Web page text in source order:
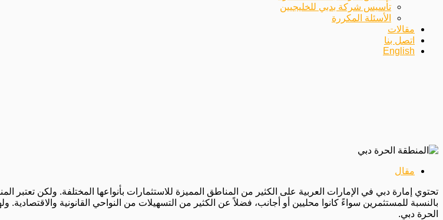
تأسيس شركة بدبي للخليجيين
الأسئلة المكررة
مقالات
اتصل بنا
English
مقال
تحتوي إمارة دبي في الإمارات العربية على الكثير من المناطق المميزة للاستثمارات بأنواعها المختلفة. ولكن
بالنسبة للمستثمرين سواءً كانوا محليين أو أجانب، فضلاً عن الكثير من التسهيلات من النواحي القانونية
الحرة دبي.